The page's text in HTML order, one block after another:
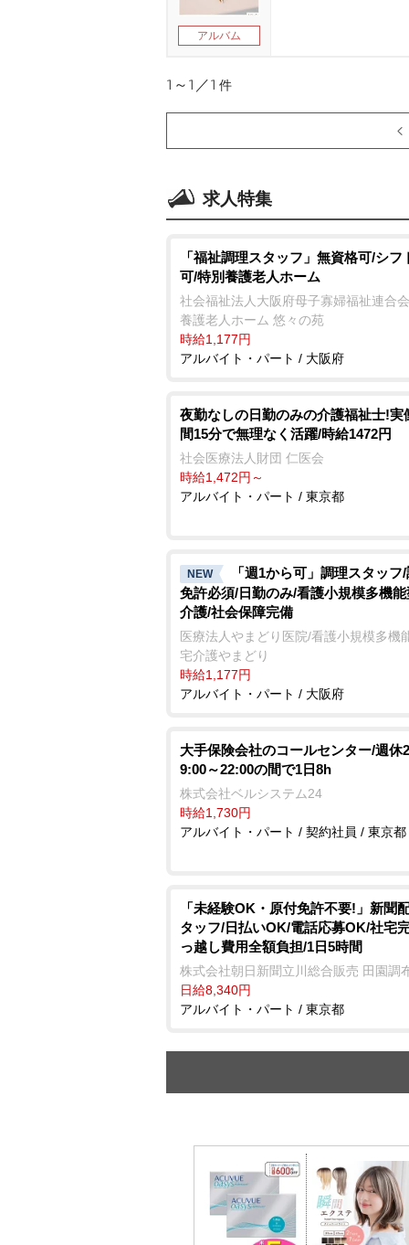
アルバム
1～1／1 件
求人特集
「福祉調理スタッフ」無資格可/シフ
可/特別養護老人ホーム
社会福祉法人大阪府母子寡婦福祉連合
養護老人ホーム 悠々の苑
時給1,177円
アルバイト・パート / 大阪府
夜勤なしの日勤のみの介護福祉士!実
間15分で無理なく活躍/時給1472円
社会医療法人財団 仁医会
時給1,472円～
アルバイト・パート / 東京都
NEW
「週1から可」調理スタッフ
免許必須/日勤のみ/看護小規模多機
介護/社会保障完備
医療法人やまどり医院/看護小規模多機
宅介護やまどり
時給1,177円
アルバイト・パート / 大阪府
大手保険会社のコールセンター/週休
9:00～22:00の間で1日8h
株式会社ベルシステム24
時給1,730円
アルバイト・パート / 契約社員 / 東京都
「未経験OK・原付免許不要!」新聞
タッフ/日払いOK/電話応募OK/社宅
っ越し費用全額負担/1日5時間
株式会社朝日新聞立川総合販売 田園調
日給8,340円
アルバイト・パート / 東京都